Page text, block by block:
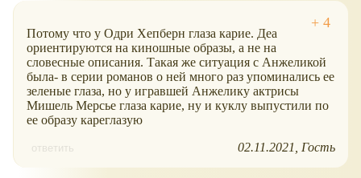
Потому что у Одри Хепберн глаза карие. Деа
ориентируются на киношные образы, а не на
словесные описания. Такая же ситуация с Анжеликой
была- в серии романов о ней много раз упоминались ее
зеленые глаза, но у игравшей Анжелику актрисы
Мишель Мерсье глаза карие, ну и куклу выпустили по
ее образу кареглазую
ответить 02.11.2021 Гость